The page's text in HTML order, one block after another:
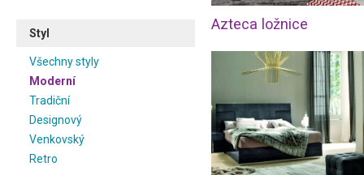
Styl
Všechny styly
Moderní
Tradiční
Designový
Venkovský
Retro
Azteca ložnice